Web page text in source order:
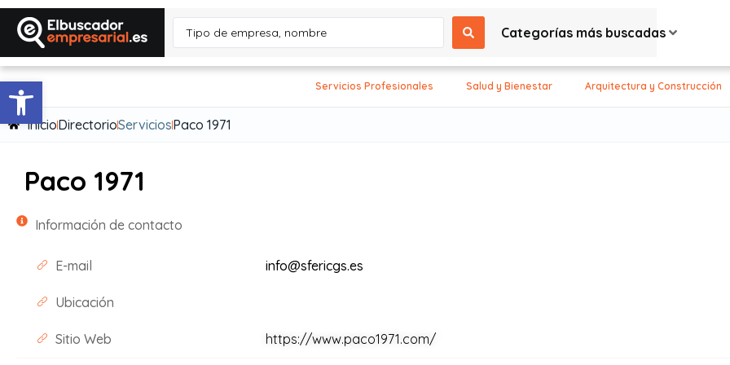
Abrir barra de herramientas
Categorías más buscadas
Servicios Profesionales Salud y Bienestar Arquitectura y Construcción
InicioDirectorioServiciosPaco 1971
Paco 1971
Información de contacto
E-mail info@sfericgs.es
Ubicación
Sitio Web https://www.paco1971.com/